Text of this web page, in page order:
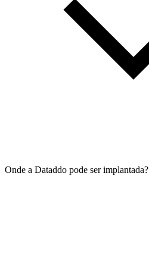
Onde a Dataddo pode ser implantada?